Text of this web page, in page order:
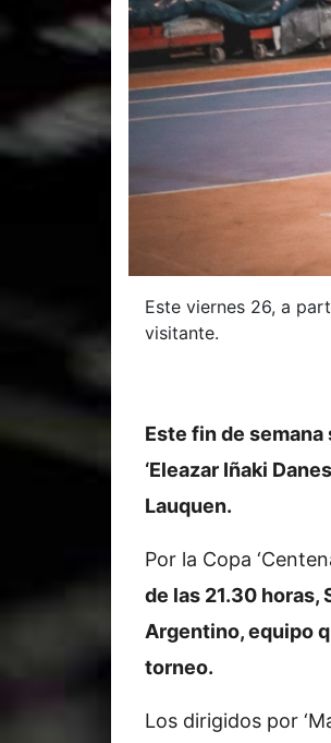
Este viernes 26, a
visitante.
Este fin de
‘Eleazar Iñaki
Lauquen.
Por la Copa
de las 21.30
Argentino, equipo
torneo.
Los dirigidos por